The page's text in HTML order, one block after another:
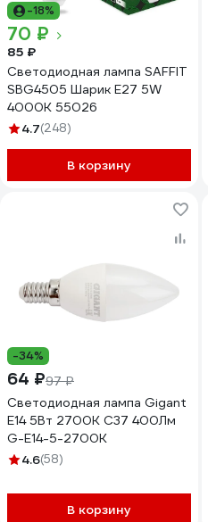
-18%
70 ₽
85 ₽
Светодиодная лампа SAFFIT
SBG4505 Шарик E27 5W
4000K 55026
4.7(248)
В корзину
-34%
64 ₽97 ₽
Светодиодная лампа Gigant
E14 5Вт 2700К C37 400Лм
G-E14-5-2700K
4.6(58)
В корзину